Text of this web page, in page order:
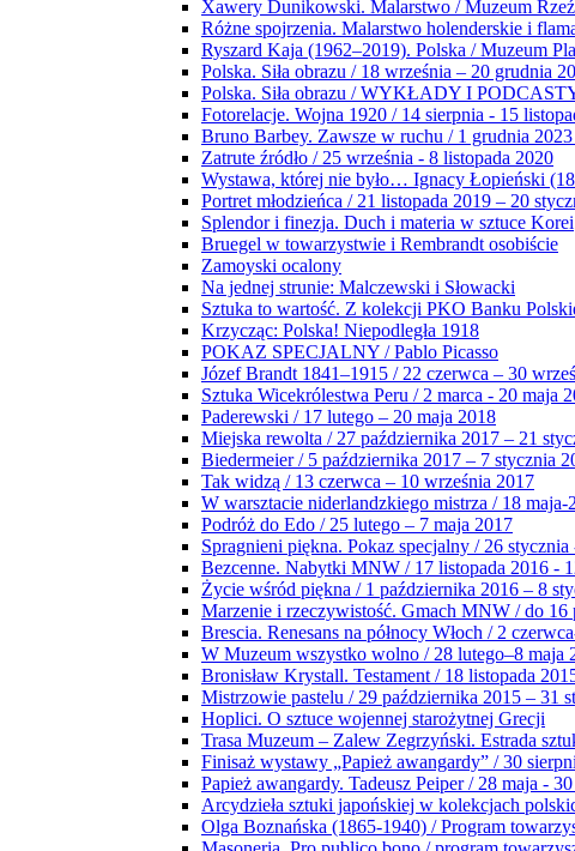
Xawery Dunikowski. Malarstwo / Muzeum
Różne spojrzenia. Malarstwo holenderskie i
Ryszard Kaja (1962–2019). Polska / Muzeum
Polska. Siła obrazu / 18 września – 20 grudnia
Polska. Siła obrazu / WYKŁADY I
Fotorelacje. Wojna 1920 / 14 sierpnia - 15
Bruno Barbey. Zawsze w ruchu / 1 grudnia
Zatrute źródło / 25 września - 8 listopada 2020
Wystawa, której nie było… Ignacy Łopieński
Portret młodzieńca / 21 listopada 2019 – 20
Splendor i finezja. Duch i materia w sztuce Korei
Bruegel w towarzystwie i Rembrandt osobiście
Zamoyski ocalony
Na jednej strunie: Malczewski i Słowacki
Sztuka to wartość. Z kolekcji PKO Banku
Krzycząc: Polska! Niepodległa 1918
POKAZ SPECJALNY / Pablo Picasso
Józef Brandt 1841–1915 / 22 czerwca – 30
Sztuka Wicekrólestwa Peru / 2 marca - 20 maja
Paderewski / 17 lutego – 20 maja 2018
Miejska rewolta / 27 października 2017 – 21
Biedermeier / 5 października 2017 – 7 stycznia
Tak widzą / 13 czerwca – 10 września 2017
W warsztacie niderlandzkiego mistrza / 18 maja-
Podróż do Edo / 25 lutego – 7 maja 2017
Spragnieni piękna. Pokaz specjalny / 26
Bezcenne. Nabytki MNW / 17 listopada 2016 -
Życie wśród piękna / 1 października 2016 – 8
Marzenie i rzeczywistość. Gmach MNW / do 16
Brescia. Renesans na północy Włoch / 2
W Muzeum wszystko wolno / 28 lutego–8 maja
Bronisław Krystall. Testament / 18 listopada
Mistrzowie pastelu / 29 października 2015 – 31
Hoplici. O sztuce wojennej starożytnej Grecji
Trasa Muzeum – Zalew Zegrzyński. Estrada
Finisaż wystawy „Papież awangardy” / 30
Papież awangardy. Tadeusz Peiper / 28 maja -
Arcydzieła sztuki japońskiej w kolekcjach
Olga Boznańska (1865-1940) / Program